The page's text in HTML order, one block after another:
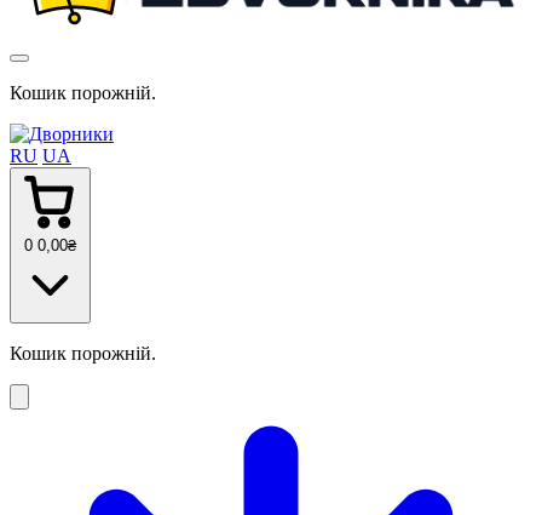
Кошик порожній.
RU UA
0 0 ,00₴
Кошик порожній.